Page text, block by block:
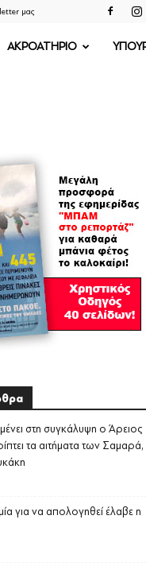
μας
ΑΚΡΟΑΤΗΡΙΟ
στη συγκάλυψη ο Άρειος
τα αιτήματα των Σαμαρά,
για να απολογηθεί έλαβε η